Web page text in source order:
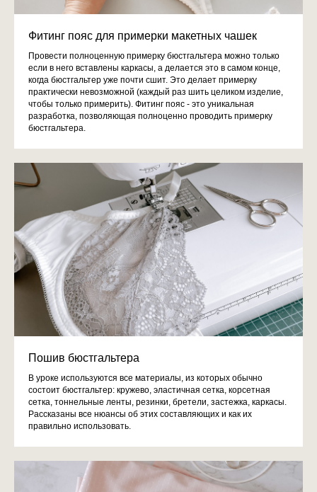
Фитинг пояс для примерки макетных чашек
Провести полноценную примерку бюстгальтера можно только
если в него вставлены каркасы, а делается это в самом конце,
когда бюстгальтер уже почти сшит. Это делает примерку
практически невозможной (каждый раз шить целиком изделие,
чтобы только примерить). Фитинг пояс - это уникальная
разработка, позволяющая полноценно проводить примерку
бюстгальтера.
Пошив бюстгальтера
В уроке используются все материалы, из которых обычно
состоит бюстгальтер: кружево, эластичная сетка, корсетная
сетка, тоннельные ленты, резинки, бретели, застежка, каркасы.
Рассказаны все нюансы об этих составляющих и как их
правильно использовать.